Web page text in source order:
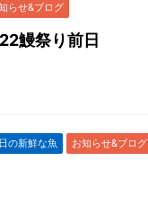
らせ&ブログ
鰻祭り前日
の新鮮な魚 お知らせ&ブログ